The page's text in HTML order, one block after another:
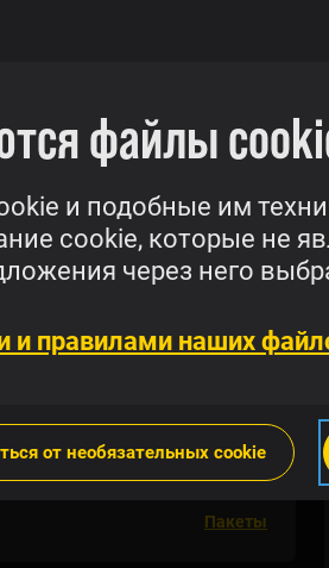
файлы
и подобные им
cookie, которые не
через него
и правилами наших
от необязательных cookie
Пакеты
Пакеты